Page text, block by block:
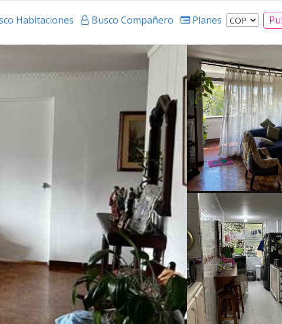
Habitaciones Busco Compañero Planes